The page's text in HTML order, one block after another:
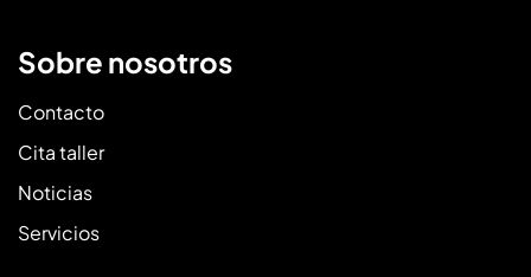
Sobre nosotros
Contacto
Cita taller
Noticias
Servicios